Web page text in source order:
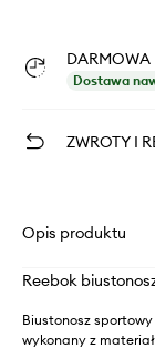
DARMOWA
Dostawa
ZWROTY I
Opis produktu
Reebok
Biustonosz
wykonany z